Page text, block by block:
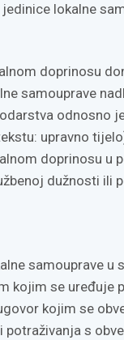
lokalne
doprinosu
samouprave
odnosno
upravno
doprinosu u
dužnosti ili
samouprave u
kojim se uređuje
kojim se
potraživanja s